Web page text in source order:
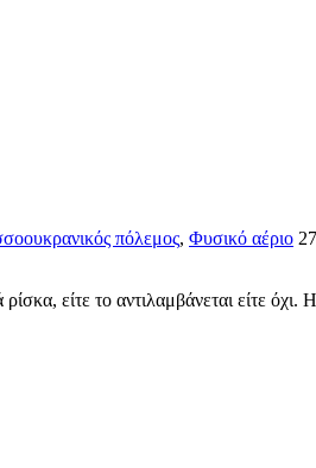
πόλεμος, Φυσικό αέριο
είτε το αντιλαμβάνεται είτε